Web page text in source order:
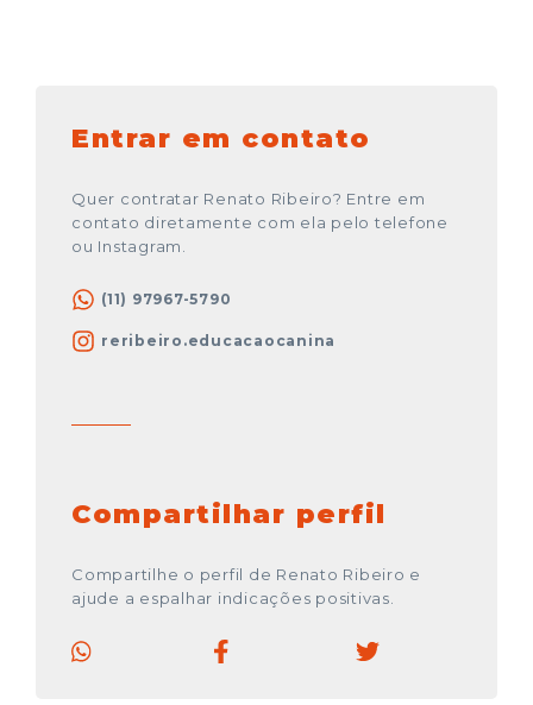
Entrar em contato
Quer contratar Renato Ribeiro? Entre em
contato diretamente com ela pelo telefone
ou Instagram.
(11) 97967-5790
reribeiro.educacaocanina
Compartilhar perfil
Compartilhe o perfil de Renato Ribeiro e
ajude a espalhar indicações positivas.